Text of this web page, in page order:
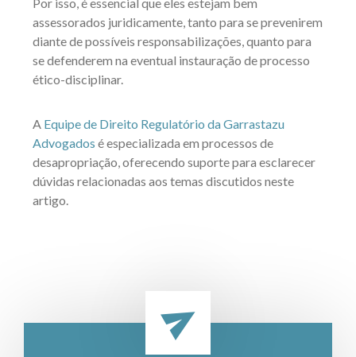
assessorados juridicamente, tanto para se prevenirem
diante de possíveis responsabilizações, quanto para
se defenderem na eventual instauração de processo
ético-disciplinar.
A Equipe de Direito Regulatório da Garrastazu
Advogados é especializada em processos de
desapropriação, oferecendo suporte para esclarecer
dúvidas relacionadas aos temas discutidos neste
artigo.